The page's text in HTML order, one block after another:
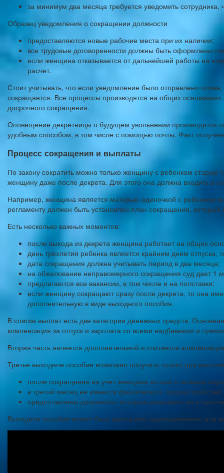
за минимум два месяца требуется уведомить
Образец уведомления о сокращении должности
предоставляются новые рабочие места при их наличии;
все трудовые договоренности должны быть оформлены
если женщина отказывается от дальнейшей работы на
расчет.
Стоит учитывать, что если уведомление было отправлено
сокращается. Все процессы производятся на общих
досрочного сокращения.
Оповещение декретницы о будущем увольнении производится
удобным способом, в том числе с помощью почты. Факт
Процесс сокращения и выплаты
По закону сократить можно только женщину с ребенком старше
женщину даже после декрета. Для этого она должна входить в
Например, женщина является матерью-одиночкой с ребенком
регламенту должен быть установлен план сокращения,
Есть несколько важных моментов:
после выхода из декрета женщина работает на общих
день трехлетия ребенка является крайним днем отпуска,
дата сокращения должна учитывать период в два месяца;
на обжалование неправомерного сокращения суд дает 1
предлагаются все вакансии, в том числе и на полставки;
если женщину сокращают сразу после декрета, то она
дополнительную в виде выходного пособия.
В списке выплат есть две категории денежных средств.
компенсация за отпуск и зарплата со всеми надбавками и
Вторая часть является дополнительной и считается
Третье выходное пособие возможно получить только при
после сокращения на учет женщина встала в течение
в третий месяц не имеется фактического трудоустройства;
предоставлены документы, которые указывают на
Выходное пособие может быть выплачено единовременно или